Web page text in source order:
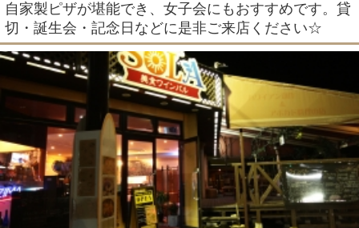
自家製ピザが堪能でき、女子会にもおすすめです。貸
切・誕生会・記念日などに是非ご来店ください☆